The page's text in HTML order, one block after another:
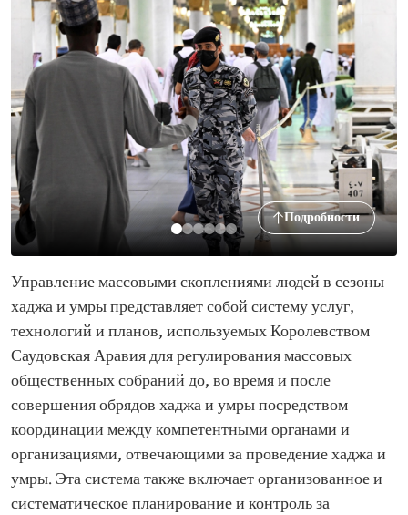
Подробности
Управление массовыми скоплениями людей в сезоны
хаджа и умры представляет собой систему услуг,
технологий и планов, используемых Королевством
Саудовская Аравия для регулирования массовых
общественных собраний до, во время и после
совершения обрядов хаджа и умры посредством
координации между компетентными органами и
организациями, отвечающими за проведение хаджа и
умры. Эта система также включает организованное и
систематическое планирование и контроль за